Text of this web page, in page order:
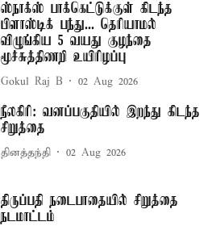
ஸ்நாக்ஸ் பாக்கெட்டுக்குள் கிடந்த
பிளாஸ்டிக் பந்து... தெரியாமல்
விழுங்கிய 5 வயது குழந்தை
மூச்சுத்திணறி உயிரிழப்பு
Gokul Raj B 02 Aug 2026
நீலகிரி: வனப்பகுதியில் இறந்து கிடந்த
சிறுத்தை
தினத்தந்தி 02 Aug 2026
திருப்பதி நடைபாதையில் சிறுத்தை
நடமாட்டம்